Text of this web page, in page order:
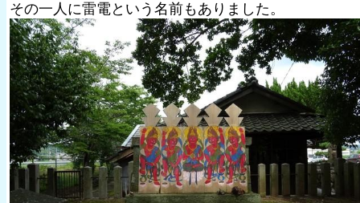
その一人に雷電という名前もありました。